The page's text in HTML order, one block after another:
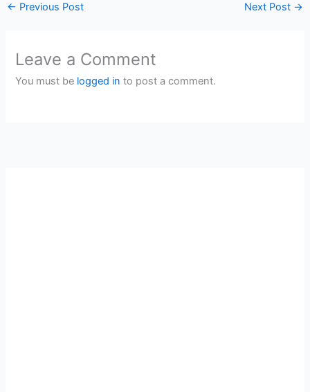
← Previous Post Next Post →
Leave a Comment
You must be logged in to post a comment.